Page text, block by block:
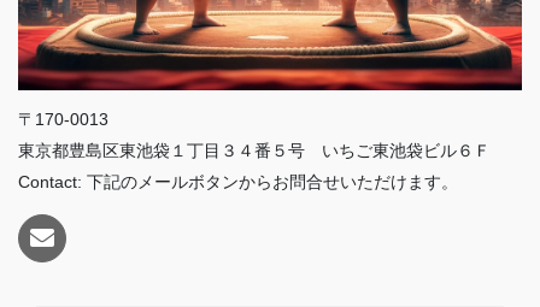
〒170-0013
東京都豊島区東池袋１丁目３４番５号 いちご東池袋ビル６Ｆ
Contact: 下記のメールボタンからお問合せいただけます。